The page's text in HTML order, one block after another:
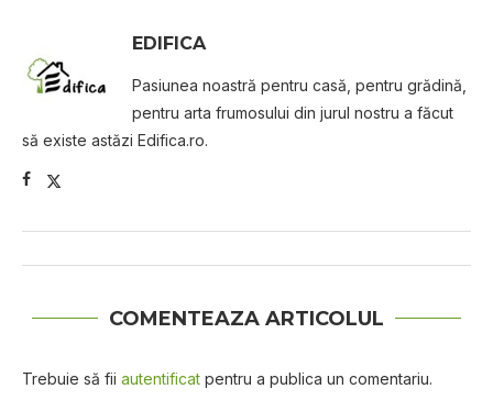
EDIFICA
Pasiunea noastră pentru casă, pentru grădină,
pentru arta frumosului din jurul nostru a făcut
să existe astăzi Edifica.ro.
COMENTEAZA ARTICOLUL
Trebuie să fii autentificat pentru a publica un comentariu.